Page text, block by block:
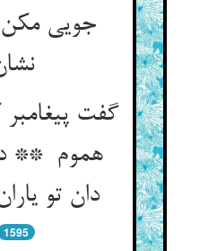
جویی مکن
نشان
گفت پیغامبر
هموم **
دان تو یاران را نجوم
1595